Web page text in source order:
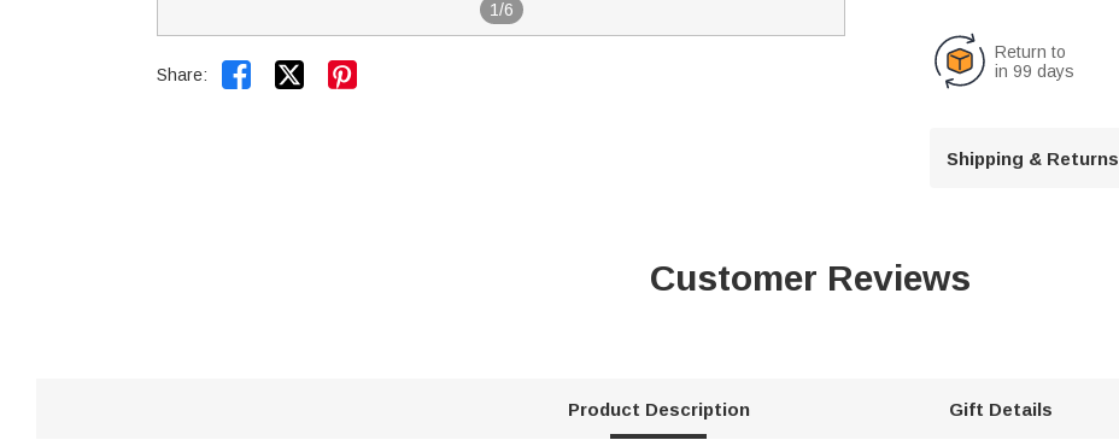
1/6
Share:  
Return to
in 99 days
Shipping & Returns
Customer Reviews
Product Description Gift Details